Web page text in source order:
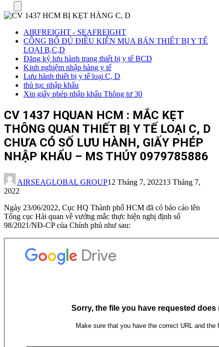
AIRFREIGHT - SEAFREIGHT
CÔNG BỐ ĐỦ ĐIỀU KIỆN MUA BÁN THIẾT BỊ Y TẾ
LOẠI B,C,D
Đăng ký lưu hành trang thiết bị y tế BCD
Kinh nghiệm nhập hàng y tế
Lưu hành thiết bị y tế loại C, D
thủ tục nhập khẩu
Xin giấy phép nhập khẩu Thông tư 30
CV 1437 HQUAN HCM : MẮC KẸT
THÔNG QUAN THIẾT BỊ Y TẾ LOẠI C, D
CHƯA CÓ SỐ LƯU HÀNH, GIẤY PHÉP
NHẬP KHẨU – MS THÚY 0979785886
AIRSEAGLOBAL GROUP12 Tháng 7, 202213 Tháng 7,
2022
Ngày 23/06/2022, Cục HQ Thành phố HCM đã có báo cáo lên
Tổng cục Hải quan về vướng mắc thực hiện nghị định số
98/2021/NĐ-CP của Chính phủ như sau: